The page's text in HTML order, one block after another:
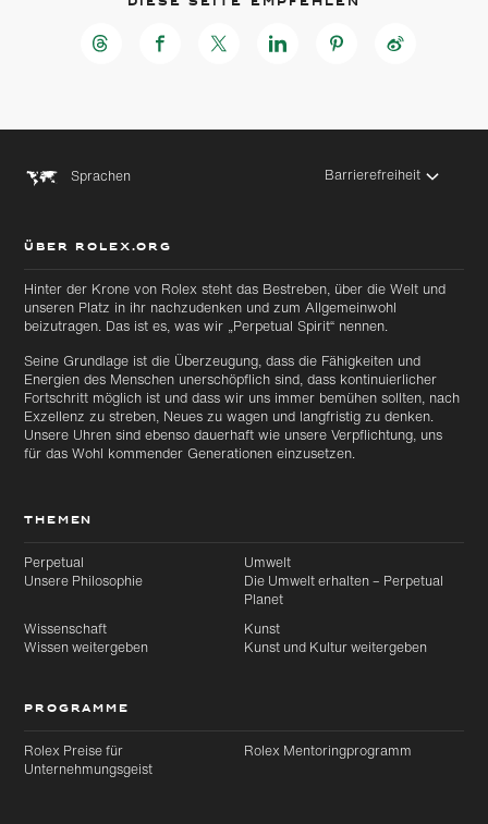
Zu
Hauptinhalt
wechseln
Zu
Footer
wechseln
Sprachen Barrierefreiheit
ÜBER ROLEX.ORG
Hinter der Krone von Rolex steht das Bestreben, über die Welt und
unseren Platz in ihr nachzudenken und zum Allgemeinwohl
beizutragen. Das ist es, was wir „Perpetual Spirit“ nennen.
Seine Grundlage ist die Überzeugung, dass die Fähigkeiten und
Energien des Menschen unerschöpflich sind, dass kontinuierlicher
Fortschritt möglich ist und dass wir uns immer bemühen sollten, nach
Exzellenz zu streben, Neues zu wagen und langfristig zu denken.
Unsere Uhren sind ebenso dauerhaft wie unsere Verpflichtung, uns
für das Wohl kommender Generationen einzusetzen.
THEMEN
Perpetual
Unsere Philosophie
Umwelt
Die Umwelt erhalten – Perpetual
Planet
Wissenschaft
Wissen weitergeben
Kunst
Kunst und Kultur weitergeben
PROGRAMME
Rolex Preise für
Unternehmungsgeist
Rolex Mentoringprogramm